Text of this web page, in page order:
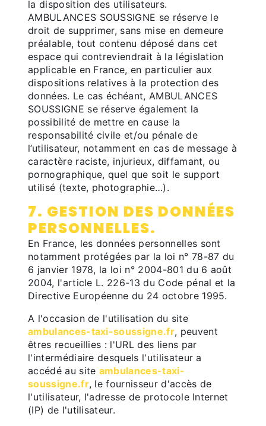
la disposition des utilisateurs.
AMBULANCES SOUSSIGNE se réserve le
droit de supprimer, sans mise en demeure
préalable, tout contenu déposé dans cet
espace qui contreviendrait à la législation
applicable en France, en particulier aux
dispositions relatives à la protection des
données. Le cas échéant, AMBULANCES
SOUSSIGNE se réserve également la
possibilité de mettre en cause la
responsabilité civile et/ou pénale de
l’utilisateur, notamment en cas de message à
caractère raciste, injurieux, diffamant, ou
pornographique, quel que soit le support
utilisé (texte, photographie…).
7. GESTION DES DONNÉES
PERSONNELLES.
En France, les données personnelles sont
notamment protégées par la loi n° 78-87 du
6 janvier 1978, la loi n° 2004-801 du 6 août
2004, l'article L. 226-13 du Code pénal et la
Directive Européenne du 24 octobre 1995.
A l'occasion de l'utilisation du site
ambulances-taxi-soussigne.fr, peuvent
êtres recueillies : l'URL des liens par
l'intermédiaire desquels l'utilisateur a
accédé au site ambulances-taxi-
soussigne.fr, le fournisseur d'accès de
l'utilisateur, l'adresse de protocole Internet
(IP) de l'utilisateur.